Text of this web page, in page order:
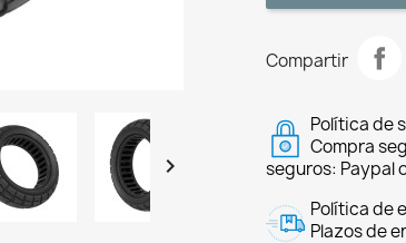

Compartir
Política de
Compra
seguros: Paypal
Política de
Plazos de